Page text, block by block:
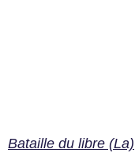
Bataille du libre (La)